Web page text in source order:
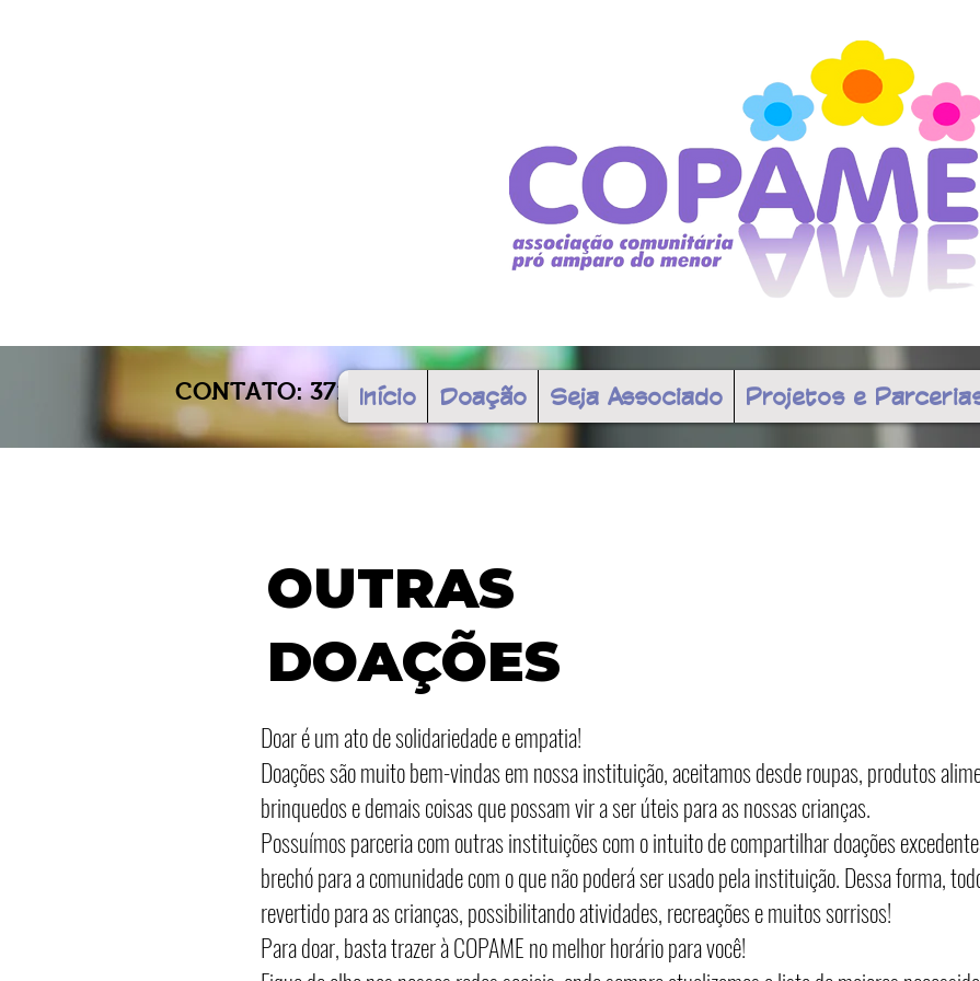
CONTATO: 3711- 3000
Início Doação Seja Associado Projetos e
OUTRAS
DOAÇÕES
Doar é um ato de solidariedade e empatia!
Doações são muito bem-vindas em nossa instituição, aceitamos desde roupas, produtos
brinquedos e demais coisas que possam vir a ser úteis para as nossas crianças.
Possuímos parceria com outras instituições com o intuito de compartilhar doações
brechó para a comunidade com o que não poderá ser usado pela instituição. Dessa forma,
revertido para as crianças, possibilitando atividades, recreações e muitos sorrisos!
Para doar, basta trazer à COPAME no melhor horário para você!